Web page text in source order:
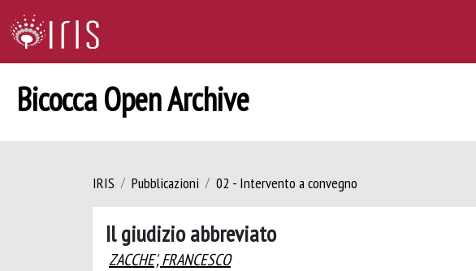
Bicocca Open Archive
IRIS Pubblicazioni 02 - Intervento a convegno
Il giudizio abbreviato
ZACCHE', FRANCESCO